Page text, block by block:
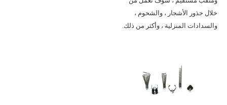
والسدادات المنزلية ، وأكثر من ذلك.